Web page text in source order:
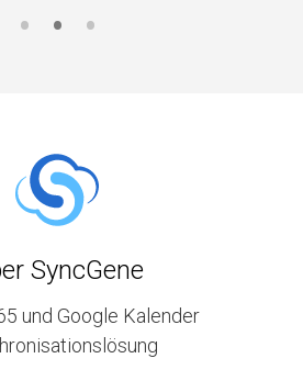
SyncGene
und Google Kalender